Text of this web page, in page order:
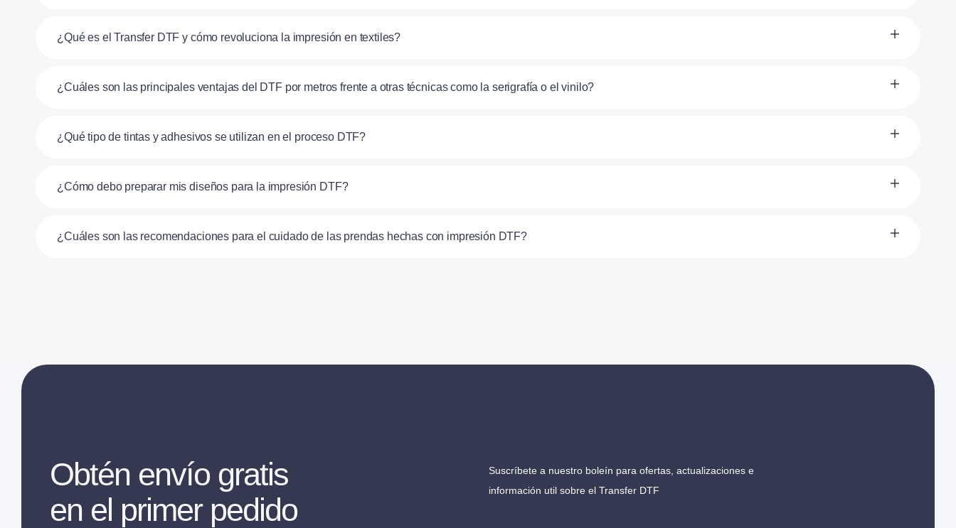
¿Qué es el Transfer DTF y cómo revoluciona la impresión en textiles?
¿Cuáles son las principales ventajas del DTF por metros frente a otras técnicas como la serigrafía o el vinilo?
¿Qué tipo de tintas y adhesivos se utilizan en el proceso DTF?
¿Cómo debo preparar mis diseños para la impresión DTF?
¿Cuáles son las recomendaciones para el cuidado de las prendas hechas con impresión DTF?
Obtén envío gratis
en el primer pedido
Suscríbete a nuestro boleín para ofertas, actualizaciones e
información util sobre el Transfer DTF